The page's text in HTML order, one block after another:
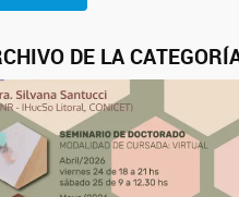
DE LA